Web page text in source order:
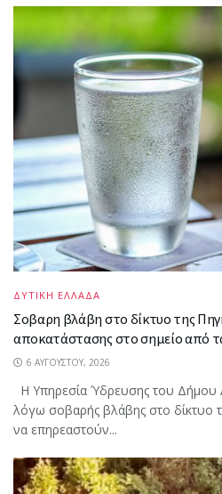
ΔΥΤΙΚΗ ΕΛΛΑΔΑ
Σοβαρη βλάβη στο δίκτυο της
αποκατάστασης στο σημείο από
6 ΑΥΓΟΎΣΤΟΥ, 2026
Η Υπηρεσία Ύδρευσης του Δήμου
λόγω σοβαρής βλάβης στο δίκτυο
να επηρεαστούν...